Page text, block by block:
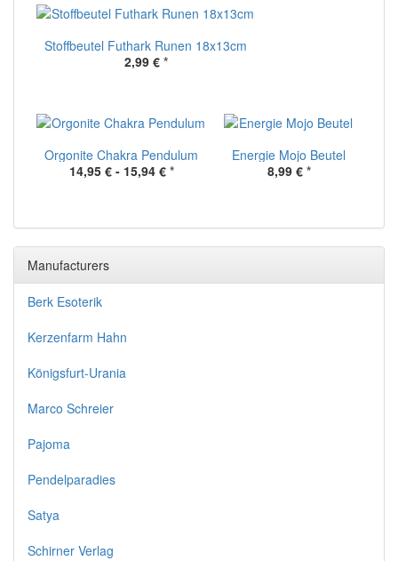
Stoffbeutel Futhark Runen 18x13cm
2,99 € *
Orgonite Chakra Pendulum
14,95 € - 15,94 € *
Energie Mojo Beutel
8,99 € *
Manufacturers
Berk Esoterik
Kerzenfarm Hahn
Königsfurt-Urania
Marco Schreier
Pajoma
Pendelparadies
Satya
Schirner Verlag